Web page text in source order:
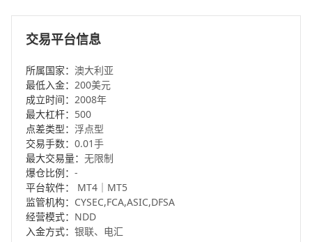
交易平台信息
所属国家： 澳大利亚
最低入金： 200美元
成立时间： 2008年
最大杠杆： 500
点差类型： 浮点型
交易手数： 0.01手
最大交易量： 无限制
爆仓比例： -
平台软件：
MT4｜MT5
监管机构： CYSEC,FCA,ASIC,DFSA
经营模式： NDD
入金方式： 银联、电汇